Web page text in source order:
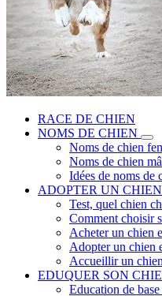
RACE DE CHIEN
NOMS DE CHIEN
Noms de chien
Noms de chien
Idées de noms de
ADOPTER UN CHIEN
Test, quel chien
Comment choisir
Acheter un chien
Adopter un chien
Accueillir un
EDUQUER SON
Education de